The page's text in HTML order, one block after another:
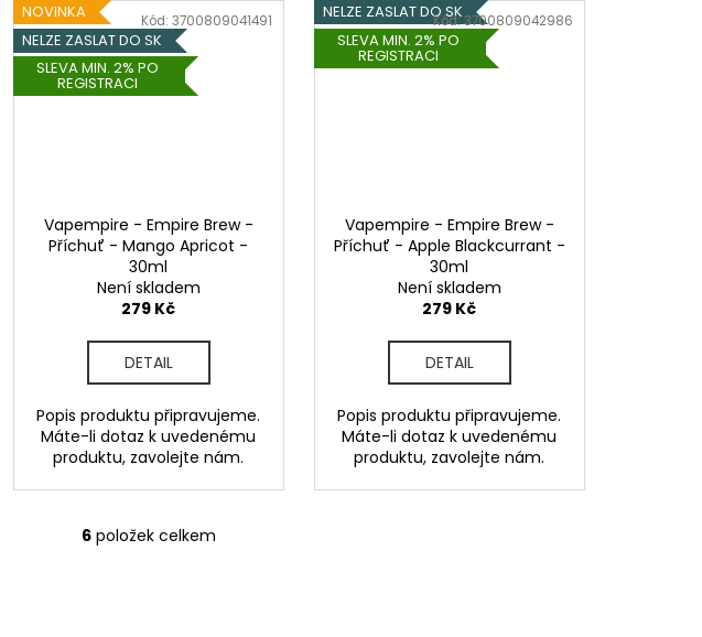
NOVINKA
NELZE ZASLAT DO SK
SLEVA MIN. 2% PO
REGISTRACI
Vapempire - Empire Brew -
Příchuť - Mango Apricot -
30ml
Není skladem
279 Kč
DETAIL
Popis produktu připravujeme.
Máte-li dotaz k uvedenému
produktu, zavolejte nám.
Kód: 3700809041491
NELZE ZASLAT DO SK
SLEVA MIN. 2% PO
REGISTRACI
Vapempire - Empire Brew -
Příchuť - Apple Blackcurrant -
30ml
Není skladem
279 Kč
DETAIL
Popis produktu připravujeme.
Máte-li dotaz k uvedenému
produktu, zavolejte nám.
Kód:3700809042986
O
6 položek celkem